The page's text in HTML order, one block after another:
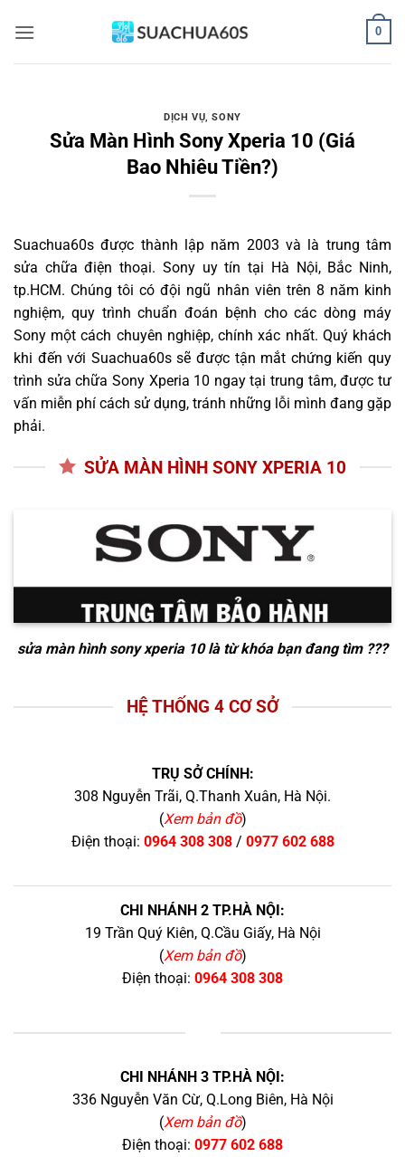
qua
0
DỊCH VỤ,SONY
Sửa Màn Hình Sony Xperia 10 (Giá
Bao Nhiêu Tiền?)
Suachua60s được thành lập năm 2003 và là trung tâm
sửa chữa điện thoại. Sony uy tín tại Hà Nội, Bắc Ninh,
tp.HCM. Chúng tôi có đội ngũ nhân viên trên 8 năm kinh
nghiệm, quy trình chuẩn đoán bệnh cho các dòng máy
Sony một cách chuyên nghiệp, chính xác nhất. Quý khách
khi đến với Suachua60s sẽ được tận mắt chứng kiến quy
trình sửa chữa Sony Xperia 10 ngay tại trung tâm, được tư
vấn miễn phí cách sử dụng, tránh những lỗi mình đang gặp
phải.
SỬA MÀN HÌNH SONY XPERIA 10
sửa màn hình sony xperia 10là từ khóa bạn đang tìm ???
HỆ THỐNG 4 CƠ SỞ
TRỤ SỞ CHÍNH:
308 Nguyễn Trãi, Q.Thanh Xuân, Hà Nội.
(Xem bản đồ)
Điện thoại: 0964 308 308/ 0977 602 688
CHI NHÁNH 2 TP.HÀ NỘI:
19 Trần Quý Kiên, Q.Cầu Giấy, Hà Nội
(Xem bản đồ)
Điện thoại: 0964 308 308
CHI NHÁNH 3 TP.HÀ NỘI:
336 Nguyễn Văn Cừ, Q.Long Biên, Hà Nội
(Xem bản đồ)
Điện thoại: 0977 602 688